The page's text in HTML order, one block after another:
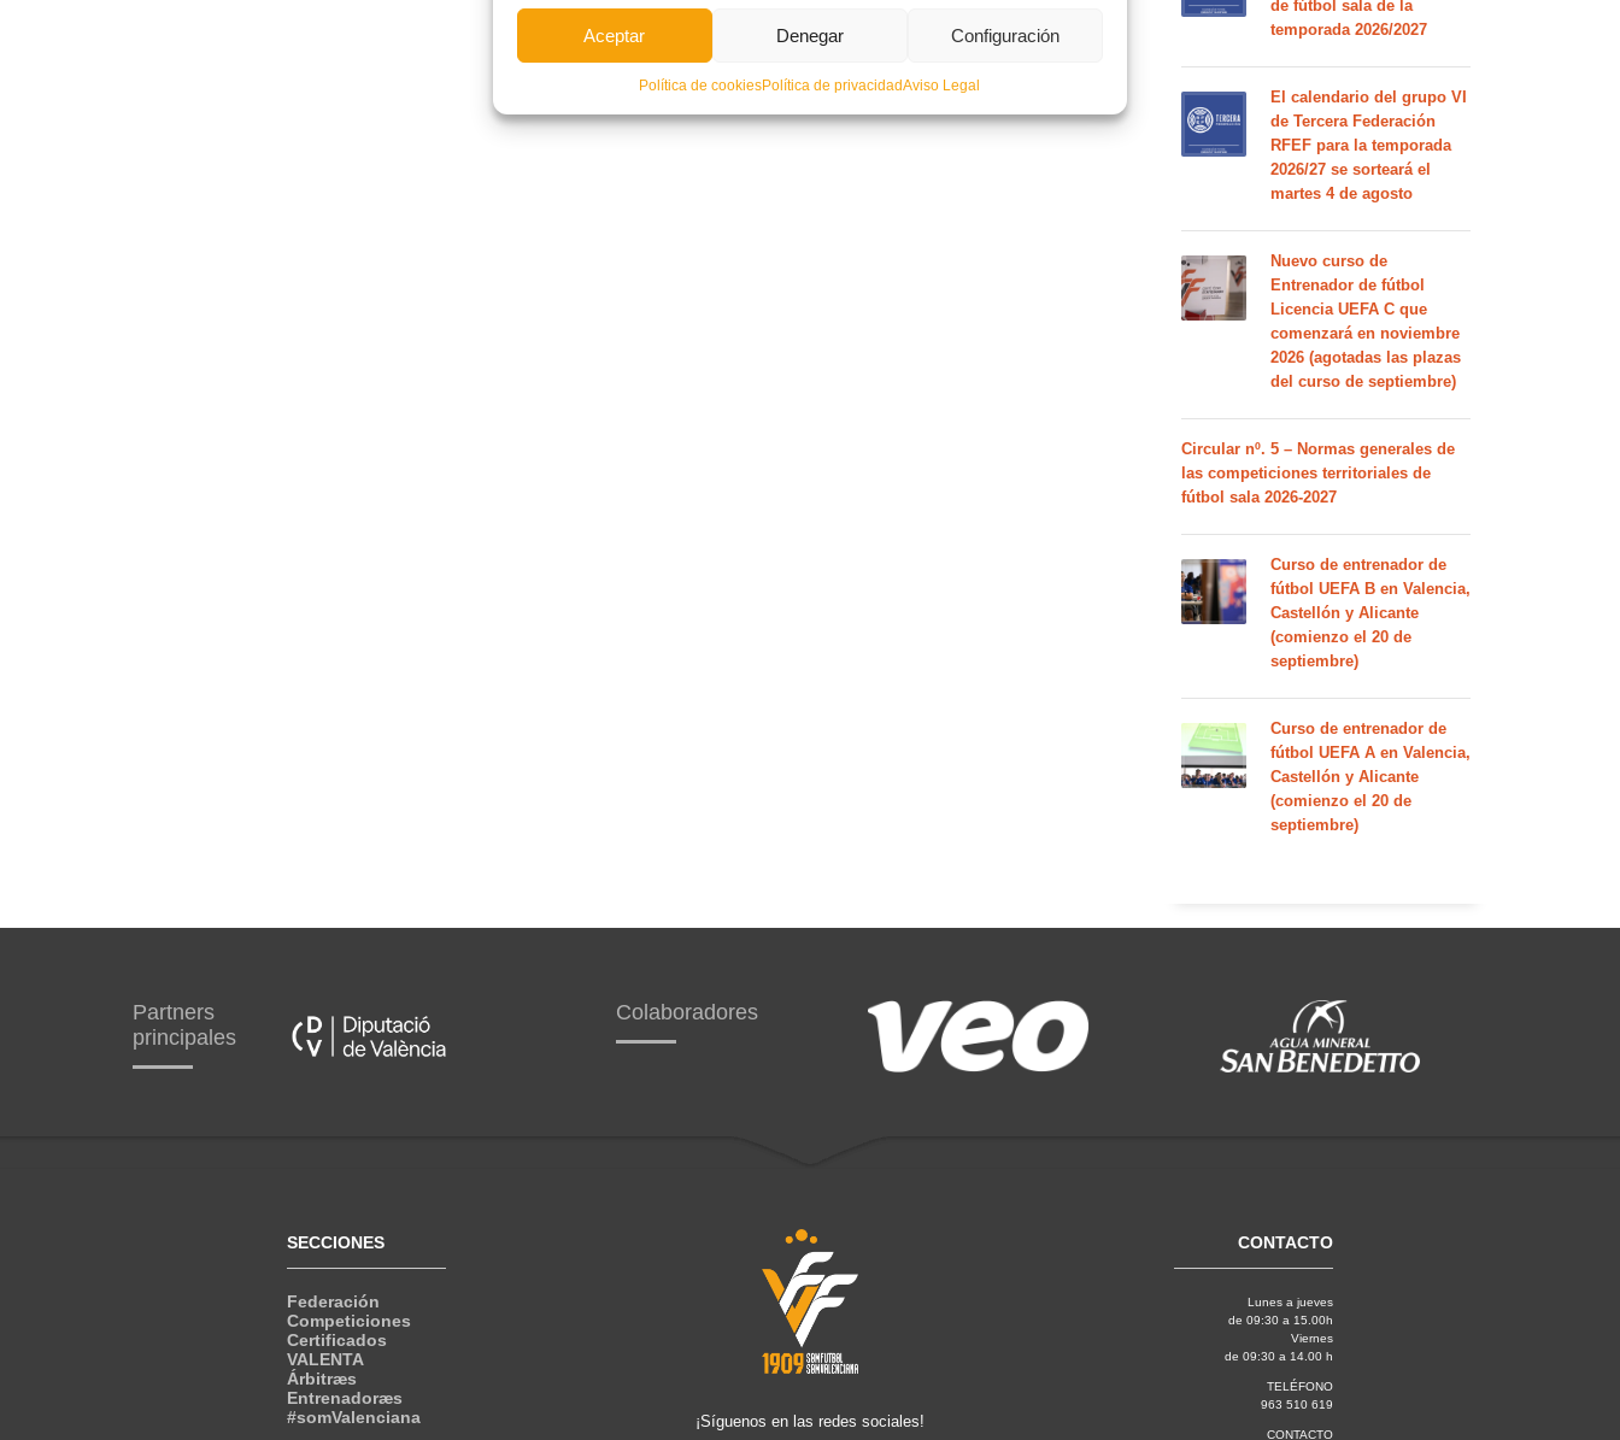
Aceptar Denegar Configuración
Política de cookiesPolítica de privacidadAviso Legal
de fútbol sala de la
temporada 2026/2027
El calendario del grupo VI
de Tercera Federación
RFEF para la temporada
2026/27 se sorteará el
martes 4 de agosto
Nuevo curso de
Entrenador de fútbol
Licencia UEFA C que
comenzará en noviembre
2026 (agotadas las plazas
del curso de septiembre)
Circular nº. 5 – Normas generales de
las competiciones territoriales de
fútbol sala 2026-2027
Curso de entrenador de
fútbol UEFA B en Valencia,
Castellón y Alicante
(comienzo el 20 de
septiembre)
Curso de entrenador de
fútbol UEFA A en Valencia,
Castellón y Alicante
(comienzo el 20 de
septiembre)
Partners
principales
Colaboradores
SECCIONES
Federación
Competiciones
Certificados
VALENTA
Árbitræs
Entrenadoræs
#somValenciana
¡Síguenos en las redes sociales!
CONTACTO
Lunes a jueves
de 09:30 a 15.00h
Viernes
de 09:30 a 14.00 h
TELÉFONO
963 510 619
CONTACTO